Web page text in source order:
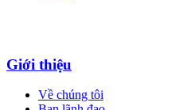
Giới thiệu
Về chúng tôi